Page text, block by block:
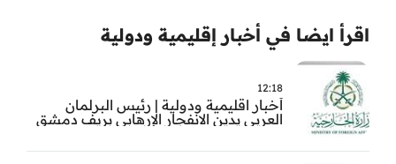
اقرأ ايضا في أخبار إقليمية ودولية
12:18
أخبار اقليمية ودولية | رئيس البرلمان
العربي يدين الانفجار الإرهابي بريف دمشق